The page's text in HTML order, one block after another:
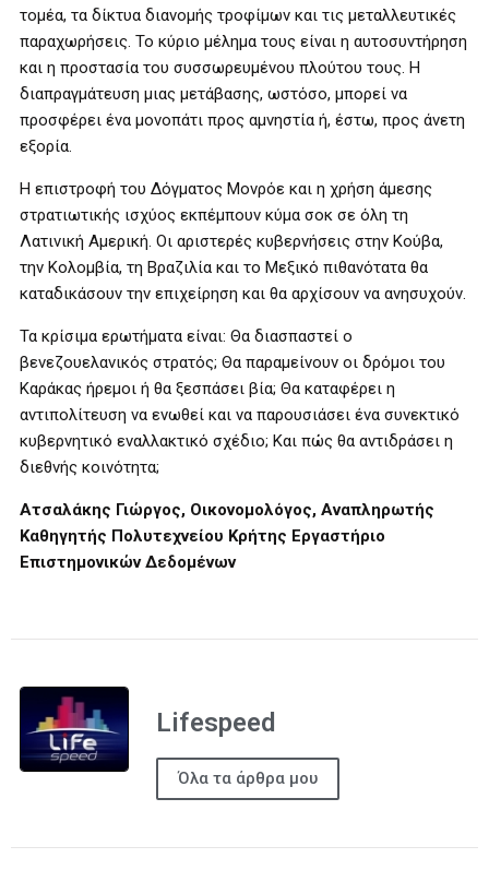
τομέα, τα δίκτυα διανομής τροφίμων και τις μεταλλευτικές
παραχωρήσεις. Το κύριο μέλημα τους είναι η αυτοσυντήρηση
και η προστασία του συσσωρευμένου πλούτου τους. Η
διαπραγμάτευση μιας μετάβασης, ωστόσο, μπορεί να
προσφέρει ένα μονοπάτι προς αμνηστία ή, έστω, προς άνετη
εξορία.
Η επιστροφή του Δόγματος Μονρόε και η χρήση άμεσης
στρατιωτικής ισχύος εκπέμπουν κύμα σοκ σε όλη τη
Λατινική Αμερική. Οι αριστερές κυβερνήσεις στην Κούβα,
την Κολομβία, τη Βραζιλία και το Μεξικό πιθανότατα θα
καταδικάσουν την επιχείρηση και θα αρχίσουν να ανησυχούν.
Τα κρίσιμα ερωτήματα είναι: Θα διασπαστεί ο
βενεζουελανικός στρατός; Θα παραμείνουν οι δρόμοι του
Καράκας ήρεμοι ή θα ξεσπάσει βία; Θα καταφέρει η
αντιπολίτευση να ενωθεί και να παρουσιάσει ένα συνεκτικό
κυβερνητικό εναλλακτικό σχέδιο; Και πώς θα αντιδράσει η
διεθνής κοινότητα;
Ατσαλάκης Γιώργος, Οικονομολόγος, Αναπληρωτής
Καθηγητής Πολυτεχνείου Κρήτης Εργαστήριο
Επιστημονικών Δεδομένων
Lifespeed
Όλα τα άρθρα μου